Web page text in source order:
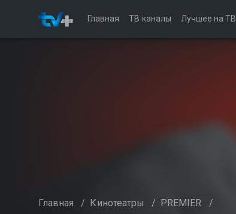
Главная ТВ каналы Лучшее на ТВ
Главная / Кинотеатры / PREMIER /